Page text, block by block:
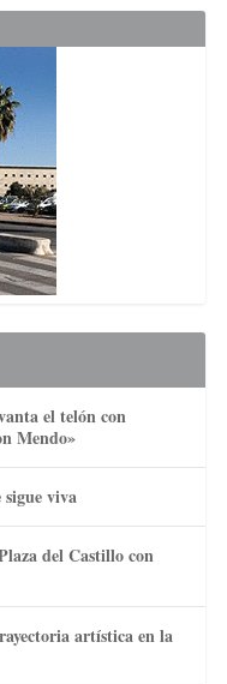
el telón con
Mendo»
viva
del Castillo con
artística en la